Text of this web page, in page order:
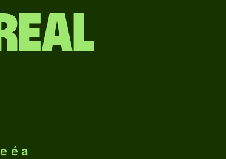
é a